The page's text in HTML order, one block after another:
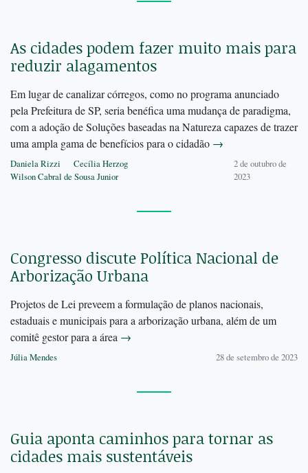
As cidades podem fazer muito mais para
reduzir alagamentos
Em lugar de canalizar córregos, como no programa anunciado
pela Prefeitura de SP, seria benéfica uma mudança de paradigma,
com a adoção de Soluções baseadas na Natureza capazes de trazer
uma ampla gama de benefícios para o cidadão →
Daniela Rizzi
Cecília Herzog
Wilson Cabral de Sousa Junior
2 de outubro de
2023
Congresso discute Política Nacional de
Arborização Urbana
Projetos de Lei preveem a formulação de planos nacionais,
estaduais e municipais para a arborização urbana, além de um
comitê gestor para a área →
Júlia Mendes 28 de setembro de 2023
Guia aponta caminhos para tornar as
cidades mais sustentáveis